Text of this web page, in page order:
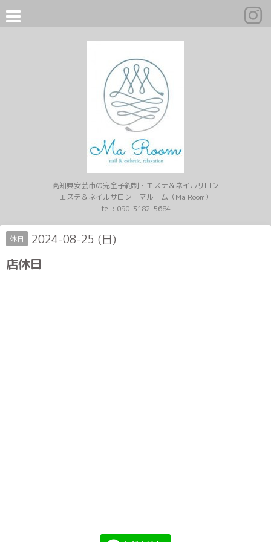
高知県安芸市の完全予約制・エステ＆ネイルサロン
エステ＆ネイルサロン マルーム（Ma Room）
tel : 090-3182-5684
休日 2024-08-25 (日)
店休日